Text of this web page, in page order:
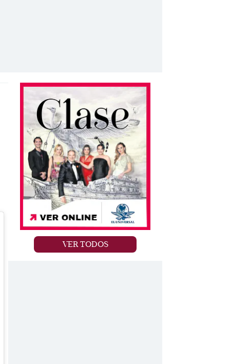
VER TODOS